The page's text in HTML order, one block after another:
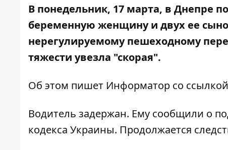
В понедельник, 17 марта, в Днепре
беременную женщину и двух ее
нерегулируемому пешеходному
тяжести увезла "скорая".
Об этом пишет Информатор со ссылкой
Водитель задержан. Ему сообщили о
кодекса Украины. Продолжается